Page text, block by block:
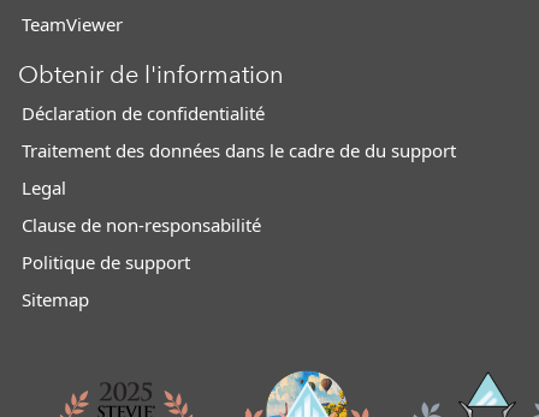
TeamViewer
Obtenir de l'information
Déclaration de confidentialité
Traitement des données dans le cadre de du support
Legal
Clause de non-responsabilité
Politique de support
Sitemap